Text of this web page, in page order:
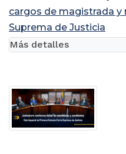
cargos de magistrada
Suprema de Justicia
Más detalles